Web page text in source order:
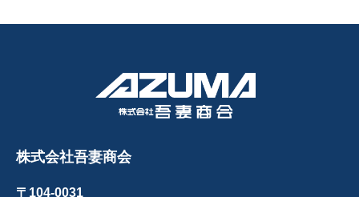
株式会社吾妻商会
〒104-0031